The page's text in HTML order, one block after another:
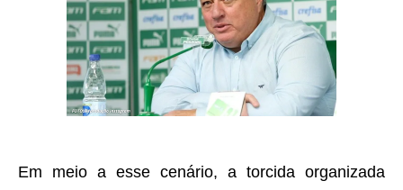
Em meio a esse cenário, a torcida organizada